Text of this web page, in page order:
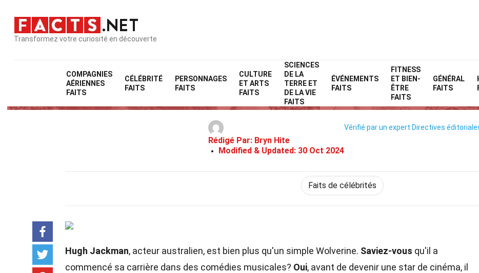
Transformez votre curiosité en découverte
COMPAGNIES
AÉRIENNES
FAITS
CÉLÉBRITÉ
FAITS
PERSONNAGES
FAITS
CULTURE
ET ARTS
FAITS
SCIENCES
DE LA
TERRE ET
DE LA VIE
FAITS
ÉVÉNEMENTS
FAITS
FITNESS
ET BIEN-
ÊTRE
FAITS
GÉNÉRAL
FAITS
Home
26 Faits Sur Hugh Jackman
Rédigé Par: Bryn Hite
Modified & Updated: 30 Oct 2024
Vérifié par un expert Directives
Faits de célébrités
Hugh Jackman, acteur australien, est bien plus qu'un simple Wolverine. Saviez-vous qu'il a
commencé sa carrière dans des comédies musicales? Oui, avant de devenir une star de cinéma, il